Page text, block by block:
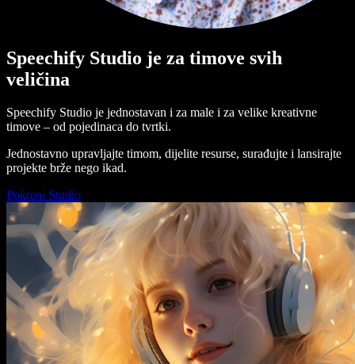
Speechify Studio je za timove svih
veličina
Speechify Studio je jednostavan i za male i za velike kreativne
timove – od pojedinaca do tvrtki.
Jednostavno upravljajte timom, dijelite resurse, surađujte i lansirajte
projekte brže nego ikad.
Pokreni Studio